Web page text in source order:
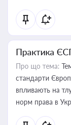
Практика
Про що тема:
стандарти
впливають на
норм права в